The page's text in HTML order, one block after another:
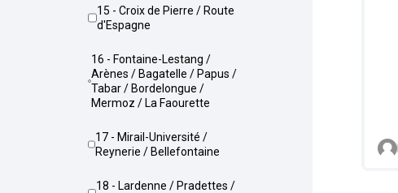
15 - Croix de Pierre / Route
d'Espagne
16 - Fontaine-Lestang /
Arènes / Bagatelle / Papus /
Tabar / Bordelongue /
Mermoz / La Faourette
17 - Mirail-Université /
Reynerie / Bellefontaine
18 - Lardenne / Pradettes /